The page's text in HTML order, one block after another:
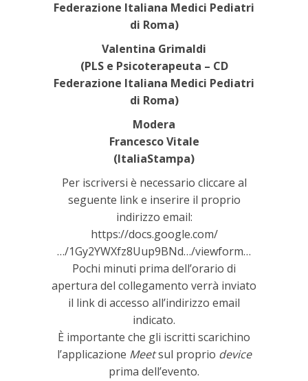
Federazione Italiana Medici Pediatri
di Roma)
Valentina Grimaldi
(PLS e Psicoterapeuta – CD
Federazione Italiana Medici Pediatri
di Roma)
Modera
Francesco Vitale
(ItaliaStampa)
Per iscriversi è necessario cliccare al
seguente link e inserire il proprio
indirizzo email:
https://docs.google.com/
…/1Gy2YWXfz8Uup9BNd…/viewform…
Pochi minuti prima dell’orario di
apertura del collegamento verrà inviato
il link di accesso all’indirizzo email
indicato.
È importante che gli iscritti scarichino
l’applicazione Meetsul proprio device
prima dell’evento.